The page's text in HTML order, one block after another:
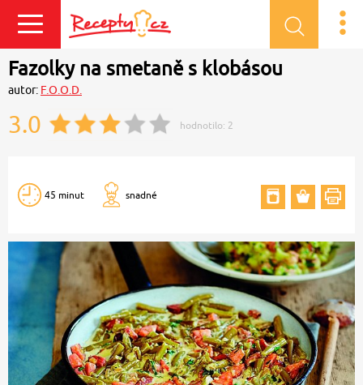
Přihlásit se
Fazolky na smetaně s klobásou
autor: F.O.O.D.
3.0 hodnotilo: 2
45 minut snadné